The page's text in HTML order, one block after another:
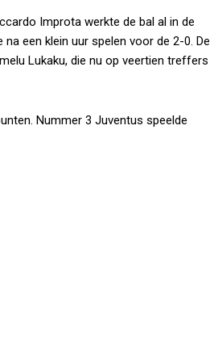
Improta werkte de bal al in de
een klein uur spelen voor de 2-0. De
Lukaku, die nu op veertien treffers
Nummer 3 Juventus speelde